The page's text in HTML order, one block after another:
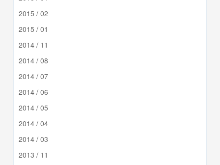
2015 / 02
2015 / 01
2014 / 11
2014 / 08
2014 / 07
2014 / 06
2014 / 05
2014 / 04
2014 / 03
2013 / 11